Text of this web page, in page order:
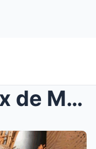
Nagui amoureux de Mélanie Page : Le couple tout so...